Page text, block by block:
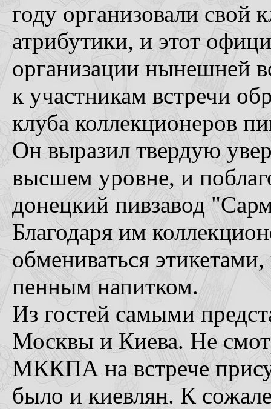
году организовали свой
атрибутики, и этот
организации нынешней
к участникам встречи
клуба коллекционеров
Он выразил твердую
высшем уровне, и
донецкий пивзавод
Благодаря им
обмениваться
пенным напитком.
Из гостей самыми
Москвы и Киева. Не
МККПА на встрече
было и киевлян. К